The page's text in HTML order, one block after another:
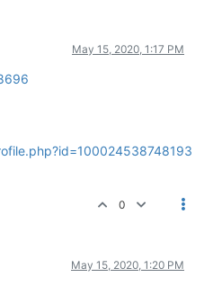
May 15, 2020, 1:17 PM
0
May 15, 2020, 1:20 PM